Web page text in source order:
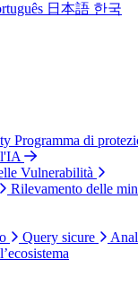
日本語 한국
Programma di
Vulnerabilità
Rilevamento delle
Query sicure